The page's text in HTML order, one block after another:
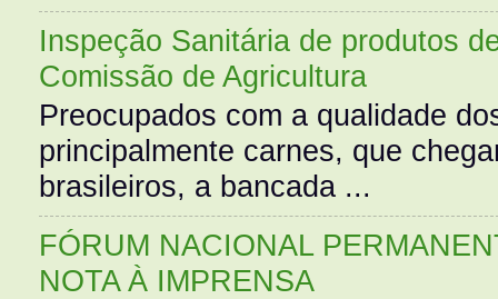
Inspeção Sanitária de produtos
Comissão de Agricultura
Preocupados com a qualidade
principalmente carnes, que
brasileiros, a bancada ...
FÓRUM NACIONAL
NOTA À IMPRENSA